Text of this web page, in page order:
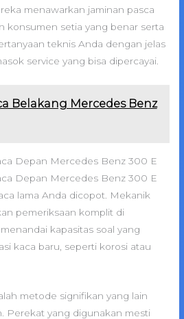
menawarkan jaminan pasca
konsumen setia yang benar serta
teknis Anda dengan jelas
service yang bisa dipercayai.
Belakang Mercedes Benz
Depan Mercedes Benz 300 E
Depan Mercedes Benz 300 E
lama Anda dicopot. Mekanik
pemeriksaan komplit di
kapasitas soal yang
kaca baru, seperti korosi atau
metode signifikan yang lain
Perekat yang digunakan mesti